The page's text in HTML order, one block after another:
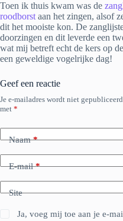
Toen ik thuis kwam was de
roodborst aan het zingen, alsof
dit het mooiste kon. De
doorzingen en dit leverde een
wat mij betreft echt de kers op
een geweldige vogelrijke dag!
Geef een reactie
Je e-mailadres wordt niet
met *
Naam*
E-mail*
Site
Ja, voeg mij toe aan je e-